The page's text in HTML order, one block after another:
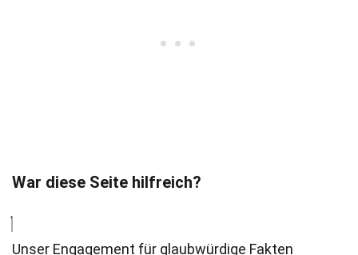
War diese Seite hilfreich?
Unser Engagement für glaubwürdige Fakten